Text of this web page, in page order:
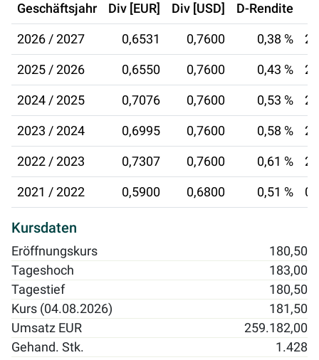
Geschäftsjahr
Div [EUR] Div [USD] D-Rendite
2026 / 2027 0,6531 0,7600 0,38 %
2025 / 2026 0,6550 0,7600 0,43 %
2024 / 2025 0,7076 0,7600 0,53 %
2023 / 2024 0,6995 0,7600 0,58 %
2022 / 2023 0,7307 0,7600 0,61 %
2021 / 2022 0,5900 0,6800 0,51 %
Kursdaten
Eröffnungskurs
180,50
Tageshoch
183,00
Tagestief
180,50
Kurs (04.08.2026)
181,50
Umsatz EUR
259.182,00
Gehand. Stk.
1.428